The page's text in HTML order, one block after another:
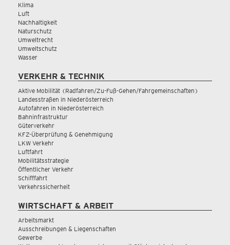
Klima
Luft
Nachhaltigkeit
Naturschutz
Umweltrecht
Umweltschutz
Wasser
VERKEHR & TECHNIK
Aktive Mobilität (Radfahren/Zu-Fuß-Gehen/Fahrgemeinschaften)
Landesstraßen in Niederösterreich
Autofahren in Niederösterreich
Bahninfrastruktur
Güterverkehr
KFZ-Überprüfung & Genehmigung
LKW Verkehr
Luftfahrt
Mobilitätsstrategie
Öffentlicher Verkehr
Schifffahrt
Verkehrssicherheit
WIRTSCHAFT & ARBEIT
Arbeitsmarkt
Ausschreibungen & Liegenschaften
Gewerbe